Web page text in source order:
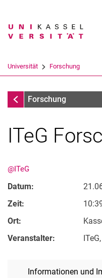
Suchbegriff
Universität Forschung
Forschung
Forschung
ITeG
@ITeG
Datum:
Zeit:
Ort:
Veranstalter:
Informationen und